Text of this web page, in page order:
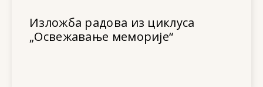
Изложба радова из циклуса
„Освежавање меморије“